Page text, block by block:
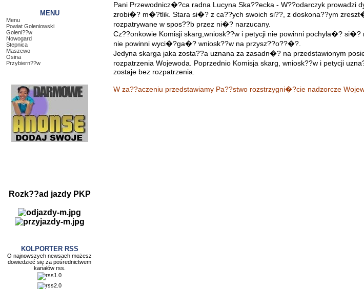
MENU
Menu
Powiat Goleniowski
Goleni??w
Nowogard
Stepnica
Maszewo
Osina
Przybiern??w
Rozk??ad jazdy PKP
KOLPORTER RSS
O najnowszych newsach możesz
dowiedzieć się za pośrednictwem
kanałów rss.
Pani Przewodnicz�?ca radna Lucyna Ska??ecka - W??odarczyk prowadzi
zrobi�? m�?tlik. Stara si�? z ca??ych swoich si??, z doskona??ym
rozpatrywane w spos??b przez ni�? narzucany.
Cz??onkowie Komisji skarg,wniosk??w i petycji nie powinni pochyla�?
nie powinni wyci�?ga�? wniosk??w na przysz??o??�?.
Jedyna skarga jaka zosta??a uznana za zasadn�? na przedstawionym
rozpatrzenia Wojewoda. Poprzednio Komisja skarg, wniosk??w i petycji
zostaje bez rozpatrzenia.
W za??aczeniu przedstawiamy Pa??stwo rozstrzygni�?cie nadzorcze